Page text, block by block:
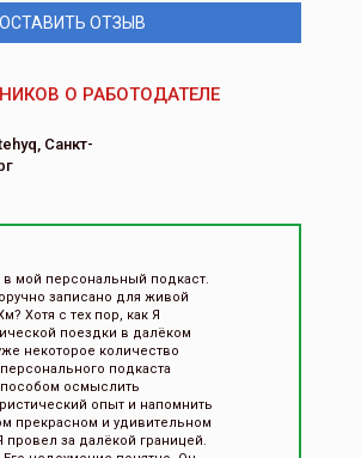
ОСТАВИТЬ ОТЗЫВ
О РАБОТОДАТЕЛЕ
Санкт-
мой персональный подкаст.
записано для живой
Хотя с тех пор, как Я
поездки в далёком
некоторое количество
подкаста
осмыслить
опыт и напомнить
прекрасном и удивительном
провел за далёкой границей.